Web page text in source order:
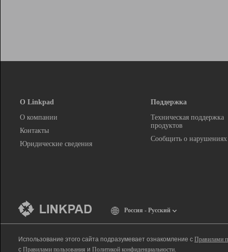
О Linkpad
О компании
Контакты
Юридические сведения
Поддержка
Техническая поддержка
продуктов
Сообщить о нарушениях
Россия - Русский
Использование этого сайта подразумевает ознакомление с Правилами
с Правилами пользования и Политикой конфиденциальности.